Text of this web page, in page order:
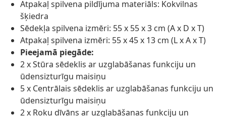
Atpakaļ spilvena pildījuma materiāls: Kokvilnas
šķiedra
Sēdekļa spilvena izmēri: 55 x 55 x 3 cm (A x D x T)
Atpakaļ spilvena izmēri: 55 x 45 x 13 cm (L x A x T)
Pieejamā piegāde:
2 x Stūra sēdeklis ar uzglabāšanas funkciju un
ūdensizturīgu maisiņu
5 x Centrālais sēdeklis ar uzglabāšanas funkciju un
ūdensizturīgu maisiņu
2 x Roku dīvāns ar uzglabāšanas funkciju un